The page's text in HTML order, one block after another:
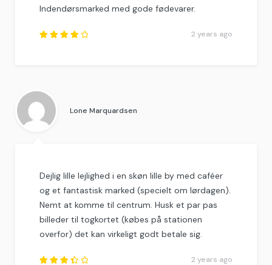
Indendørsmarked med gode fødevarer.
2 years ago
Lone Marquardsen
Dejlig lille lejlighed i en skøn lille by med caféer
og et fantastisk marked (specielt om lørdagen).
Nemt at komme til centrum. Husk et par pas
billeder til togkortet (købes på stationen
overfor) det kan virkeligt godt betale sig.
2 years ago